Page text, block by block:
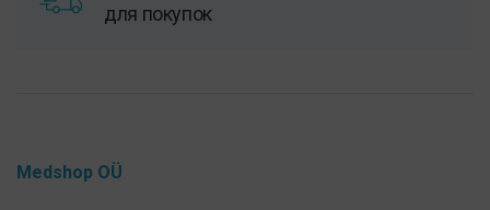
для покупок
Medshop OÜ